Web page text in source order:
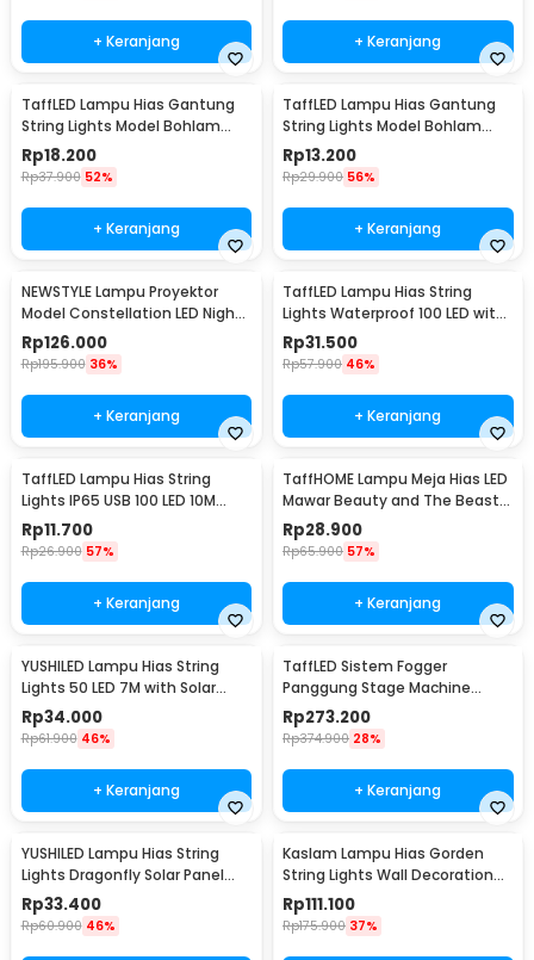
+ Keranjang + Keranjang
TaffLED Lampu Hias Gantung
String Lights Model Bohlam
Mini Waterproof 6M - ZYD0931
Rp18.200
Rp37.900 52%
+ Keranjang
TaffLED Lampu Hias Gantung
String Lights Model Bohlam
Mini Waterproof 3M - ZYD0931
Rp13.200
Rp29.900 56%
+ Keranjang
NEWSTYLE Lampu Proyektor
Model Constellation LED Night
Light 3W 5V - NL-USB
Rp126.000
Rp195.900 36%
+ Keranjang
TaffLED Lampu Hias String
Lights Waterproof 100 LED with
Solar Panel - M071
Rp31.500
Rp57.900 46%
+ Keranjang
TaffLED Lampu Hias String
Lights IP65 USB 100 LED 10M
Warm White - TDC-01
Rp11.700
Rp26.900 57%
+ Keranjang
TaffHOME Lampu Meja Hias LED
Mawar Beauty and The Beast
Warm White - AC01
Rp28.900
Rp65.900 57%
+ Keranjang
YUSHILED Lampu Hias String
Lights 50 LED 7M with Solar
Panel - M072
Rp34.000
Rp61.900 46%
+ Keranjang
TaffLED Sistem Fogger
Panggung Stage Machine
Ejector with RGB LED - KY-
LED500
Rp273.200
Rp374.900 28%
+ Keranjang
YUSHILED Lampu Hias String
Lights Dragonfly Solar Panel
IP65 8 Modes 20 LED - M088
Rp33.400
Rp60.900 46%
Kaslam Lampu Hias Gorden
String Lights Wall Decoration
18W 3x3M 320 LED - S-32
Rp111.100
Rp175.900 37%